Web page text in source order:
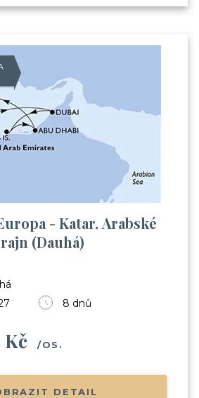
- Katar, Arabské
(Dauhá)
8 dnů
Kč /OS.
DETAIL